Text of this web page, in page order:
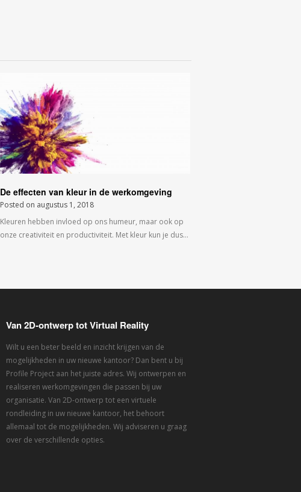
De effecten van kleur in de werkomgeving
Posted on augustus 1, 2018
Kleuren hebben invloed op ons humeur, maar ook op
onze creativiteit en productiviteit. Met kleur kun je dus…
Van 2D-ontwerp tot Virtual Reality
Wilt u een beter beeld en inzicht krijgen van de
mogelijkheden in uw nieuwe kantoor? Dan bent u bij
Profile Project aan het juiste adres. Wij ontwerpen en
realiseren werkomgevingen die passen bij uw
organisatie. Van 2D-ontwerp tot een virtuele
rondleiding in uw nieuwe kantoor, het behoort
allemaal tot de mogelijkheden. Wij adviseren u graag
over de verschillende opties.